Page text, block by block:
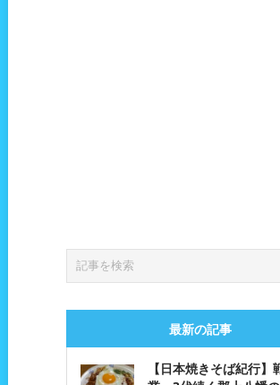
最新の記事
【日本焼きそば紀行】